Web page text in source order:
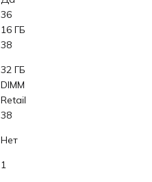
36
16 ГБ
38
32 ГБ
DIMM
Retail
38
Нет
1